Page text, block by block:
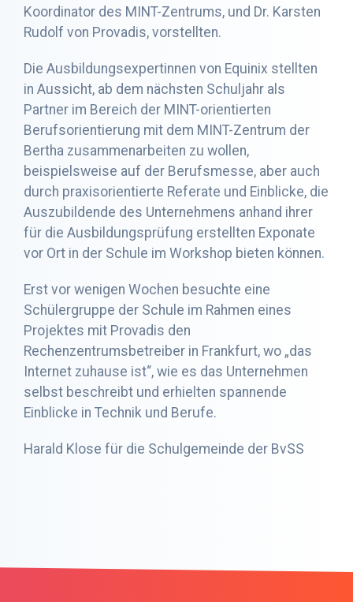
Koordinator des MINT-Zentrums, und Dr. Karsten
Rudolf von Provadis, vorstellten.
Die Ausbildungsexpertinnen von Equinix stellten
in Aussicht, ab dem nächsten Schuljahr als
Partner im Bereich der MINT-orientierten
Berufsorientierung mit dem MINT-Zentrum der
Bertha zusammenarbeiten zu wollen,
beispielsweise auf der Berufsmesse, aber auch
durch praxisorientierte Referate und Einblicke, die
Auszubildende des Unternehmens anhand ihrer
für die Ausbildungsprüfung erstellten Exponate
vor Ort in der Schule im Workshop bieten können.
Erst vor wenigen Wochen besuchte eine
Schülergruppe der Schule im Rahmen eines
Projektes mit Provadis den
Rechenzentrumsbetreiber in Frankfurt, wo „das
Internet zuhause ist“, wie es das Unternehmen
selbst beschreibt und erhielten spannende
Einblicke in Technik und Berufe.
Harald Klose für die Schulgemeinde der BvSS